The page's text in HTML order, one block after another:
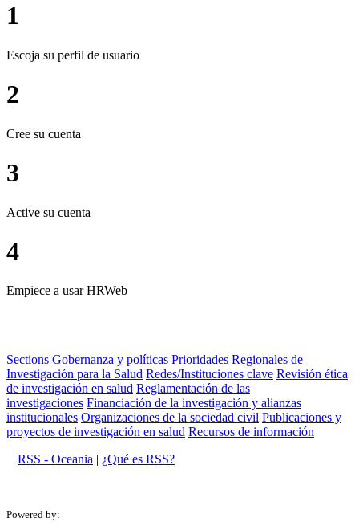
1
Escoja su perfil de usuario
2
Cree su cuenta
3
Active su cuenta
4
Empiece a usar HRWeb
Sections Gobernanza y políticas Prioridades Regionales de
Investigación para la Salud Redes/Instituciones clave Revisión ética
de investigación en salud Reglamentación de las
investigaciones Financiación de la investigación y alianzas
institucionales Organizaciones de la sociedad civil Publicaciones y
proyectos de investigación en salud Recursos de información
RSS - Oceania | ¿Qué es RSS?
Powered by: